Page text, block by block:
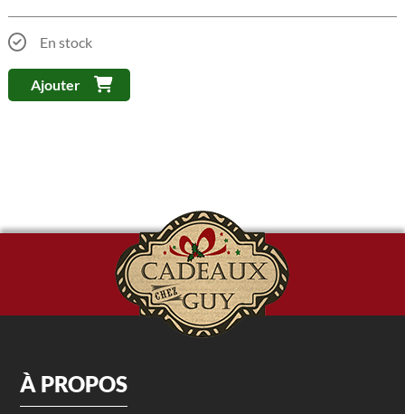
En stock
Ajouter
À PROPOS